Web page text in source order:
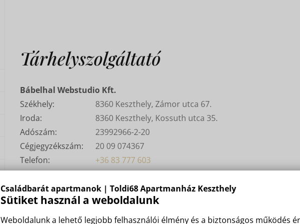
Családbarát apartmanok | Toldi68 Apartmanház Keszthely
Sütiket használ a weboldalunk
Weboldalunk a lehető legjobb felhasználói élmény és a biztonságos működés
Tárhelyszolgáltató
Bábelhal Webstudio Kft.
Székhely:
8360 Keszthely, Zámor utca 67.
Iroda:
8360 Keszthely, Kossuth utca 35.
Adószám:
23992966-2-20
Cégjegyzékszám:
20 09 074367
Telefon:
+36 83 777 603
Mobil:
+36 20 3888 458
E-mail:
info@babelhal.hu
Weboldal:
babelhal.hu